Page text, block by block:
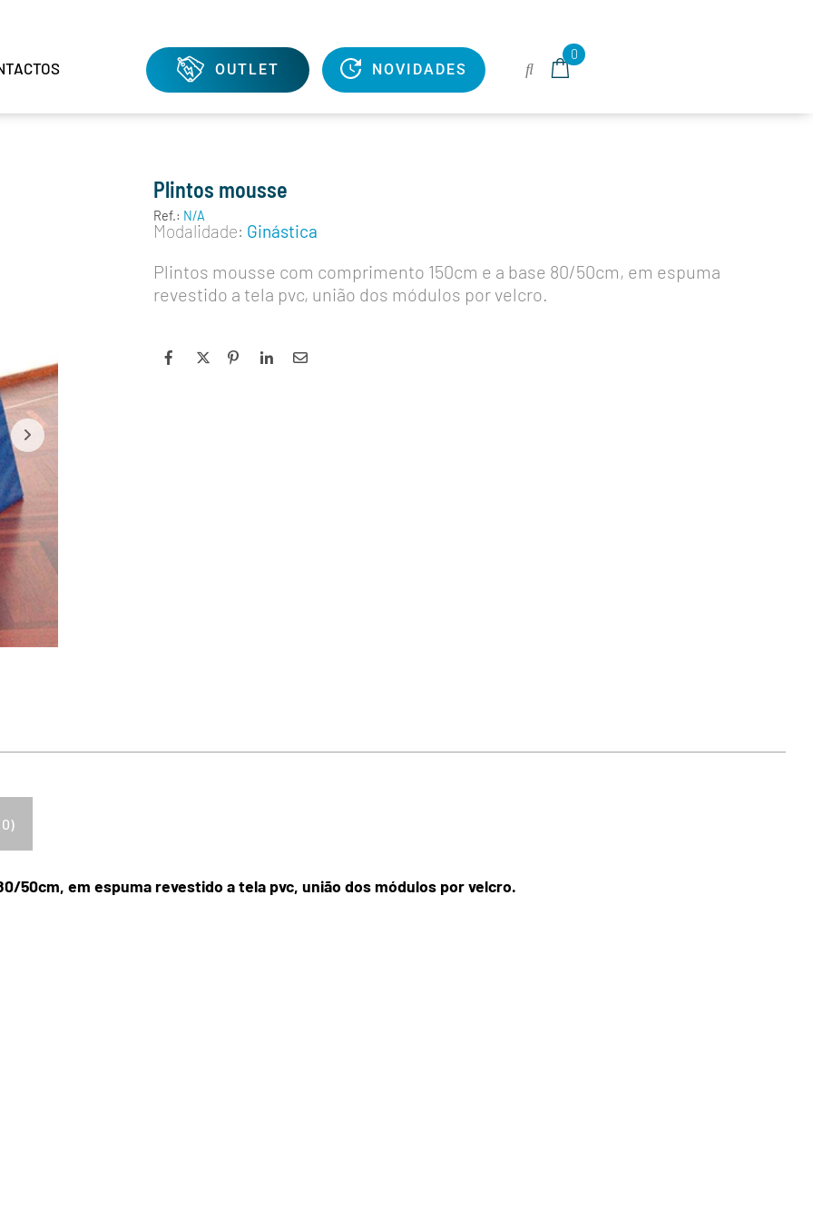
OUTLET NOVIDADES
0
Plintos mousse
Ref.: N/A
Modalidade: Ginástica
Plintos mousse com comprimento 150cm e a base 80/50cm, em espuma
revestido a tela pvc, união dos módulos por velcro.
50cm, em espuma revestido a tela pvc, união dos módulos por velcro.